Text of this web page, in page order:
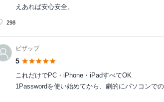
えあれば安心安全。
298
ビザップ
5
これだけでPC・iPhone・iPadすべてOK
1Passwordを使い始めてから、劇的にパソコンで